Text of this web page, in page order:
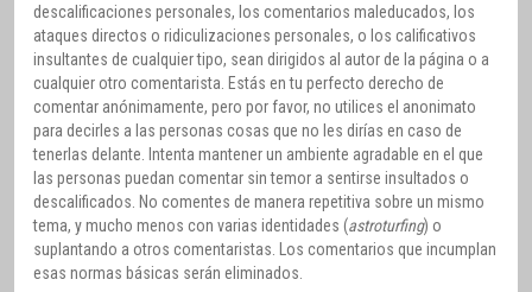
descalificaciones personales, los comentarios maleducados, los
ataques directos o ridiculizaciones personales, o los calificativos
insultantes de cualquier tipo, sean dirigidos al autor de la página o a
cualquier otro comentarista. Estás en tu perfecto derecho de
comentar anónimamente, pero por favor, no utilices el anonimato
para decirles a las personas cosas que no les dirías en caso de
tenerlas delante. Intenta mantener un ambiente agradable en el que
las personas puedan comentar sin temor a sentirse insultados o
descalificados. No comentes de manera repetitiva sobre un mismo
tema, y mucho menos con varias identidades (astroturfing) o
suplantando a otros comentaristas. Los comentarios que incumplan
esas normas básicas serán eliminados.